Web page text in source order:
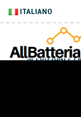
ITALIANO
SPEDIZIONI E